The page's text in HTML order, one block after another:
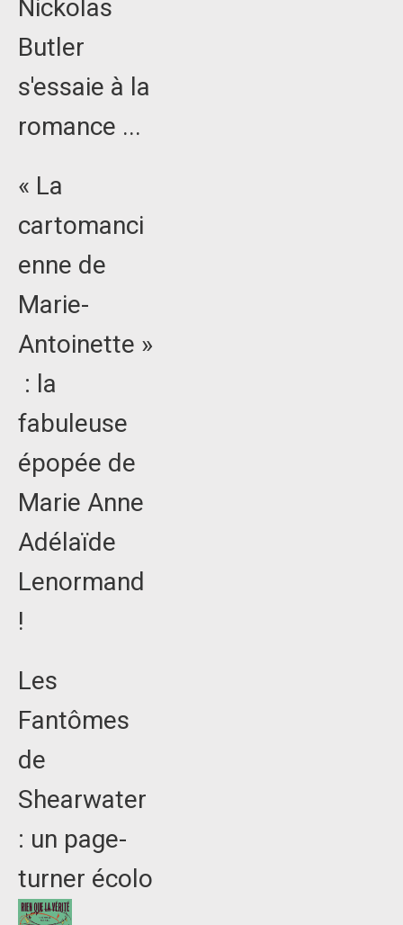
Nickolas
Butler
s'essaie à la
romance ...
« La
cartomanci
enne de
Marie-
Antoinette »
: la
fabuleuse
épopée de
Marie Anne
Adélaïde
Lenormand
!
Les
Fantômes
de
Shearwater
: un page-
turner écolo